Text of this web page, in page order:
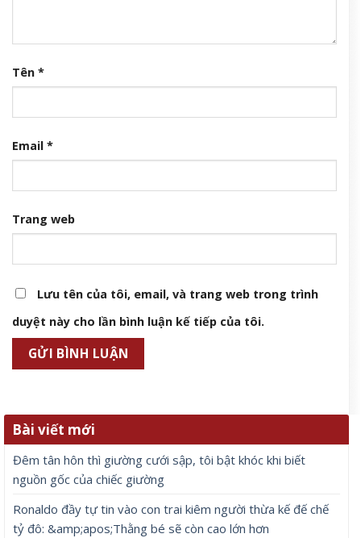
Tên *
Email *
Trang web
Lưu tên của tôi, email, và trang web trong trình
duyệt này cho lần bình luận kế tiếp của tôi.
Bài viết mới
Đêm tân hôn thì giường cưới sập, tôi bật khóc khi biết
nguồn gốc của chiếc giường
Ronaldo đầy tự tin vào con trai kiêm người thừa kế đế chế
tỷ đô: &amp;apos;Thằng bé sẽ còn cao lớn hơn